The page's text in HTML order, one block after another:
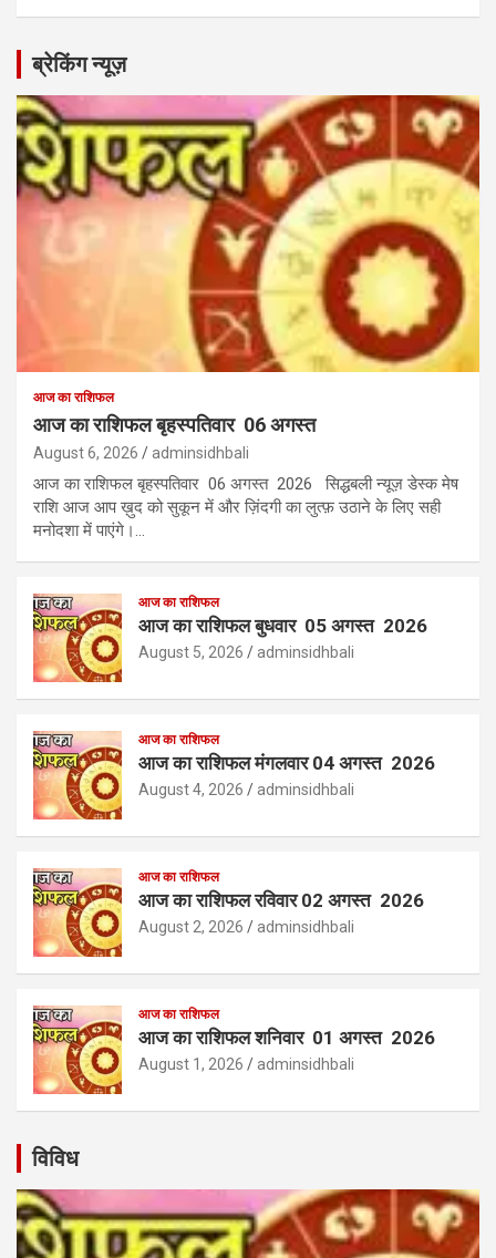
ब्रेकिंग न्यूज़
आज का राशिफल
आज का राशिफल बृहस्पतिवार 06 अगस्त
August 6, 2026 adminsidhbali
आज का राशिफल बृहस्पतिवार 06 अगस्त 2026 सिद्धबली न्यूज़ डेस्क मेष
राशि आज आप ख़ुद को सुकून में और ज़िंदगी का लुत्फ़ उठाने के लिए सही
मनोदशा में पाएंगे।…
आज का राशिफल
आज का राशिफल बुधवार 05 अगस्त 2026
August 5, 2026 adminsidhbali
आज का राशिफल
आज का राशिफल मंगलवार 04 अगस्त 2026
August 4, 2026 adminsidhbali
आज का राशिफल
आज का राशिफल रविवार 02 अगस्त 2026
August 2, 2026 adminsidhbali
आज का राशिफल
आज का राशिफल शनिवार 01 अगस्त 2026
August 1, 2026 adminsidhbali
विविध